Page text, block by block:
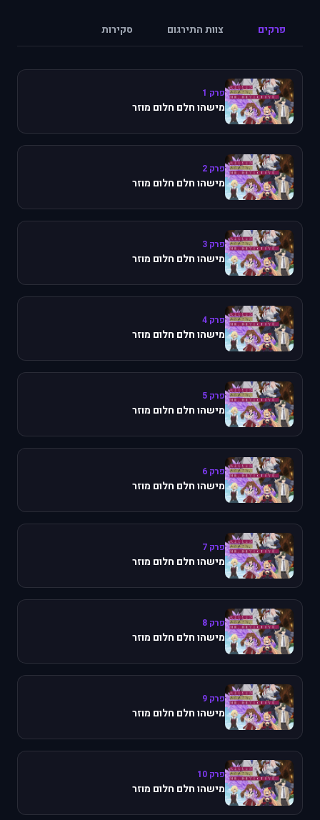
פרקים צוות התירגום סקירות
פרק 1
מישהו חלם חלום מוזר
פרק 2
מישהו חלם חלום מוזר
פרק 3
מישהו חלם חלום מוזר
פרק 4
מישהו חלם חלום מוזר
פרק 5
מישהו חלם חלום מוזר
פרק 6
מישהו חלם חלום מוזר
פרק 7
מישהו חלם חלום מוזר
פרק 8
מישהו חלם חלום מוזר
פרק 9
מישהו חלם חלום מוזר
פרק 10
מישהו חלם חלום מוזר